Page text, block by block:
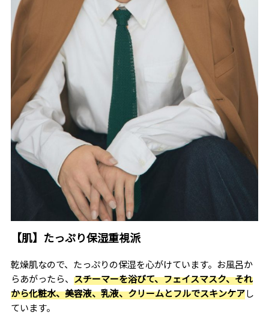
【肌】たっぷり保湿重視派
乾燥肌なので、たっぷりの保湿を心がけています。お風呂か
らあがったら、 スチーマーを浴びて、フェイスマスク、それ
から化粧水、美容液、乳液、クリームとフルでスキンケアし
ています。